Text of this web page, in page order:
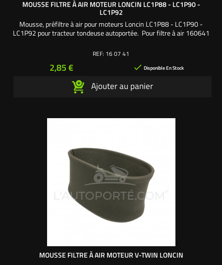
MOUSSE FILTRE À AIR MOTEUR LONCIN LC1P88 - LC1P90 -
LC1P92
Mousse, préfiltre à air pour moteurs Loncin LC1P88 - LC1P90 -
LC1P92 pour tracteur tondeuse autoportée. Pour filtre à air 160641
REF: 16 07 41
Prix
2,85 €  Disponible En Stock
Ajouter au panier
MOUSSE FILTRE À AIR MOTEUR V-TWIN LONCIN